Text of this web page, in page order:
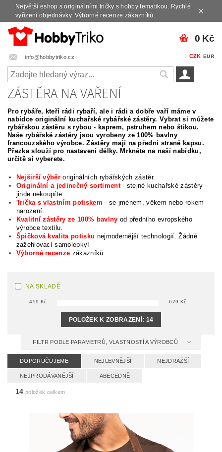
Největší eshop s originálními tričky s hobby tematikou. Rychlé
vyřízení objednávky. Výborné recenze zákazníků.
info@hobbytriko.cz CZK EUR
0 Kč
ZÁSTĚRA NA VAŘENÍ
Pro rybáře, kteří rádi rybaří, ale i rádi a dobře vaří máme v
nabídce originální kuchařské rybářské zástěry. Vybrat si můžete
rybářskou zástěru s rybou - kaprem, pstruhem nebo štikou.
Naše rybářské zástěry jsou vyrobeny ze 100% bavlny
francouzského výrobce. Zástěry mají na přední straně kapsu.
Přezka slouží pro nastavení délky. Mrkněte na naší nabídku,
určitě si vyberete.
Nejširší výběr originálních rybářských zástěr.
Originální a jedinečný sortiment - stejné kuchařské zástěry
jinde nekoupíte.
Trička s vlastním potiskem- se jménem, věkem nebo rokem
narození.
Kvalitní zástěry ze 100% bavlny od předního evropského
výrobce textilu.
Špičková kvalita potisku nejmodernější technologií. Žádné
zažehlovací samolepky!
Výbornérecenze zákazníků.
NA SKLADĚ
459 Kč 679 Kč
POLOŽEK K ZOBRAZENÍ: 14
FILTR PODLE PARAMETRŮ, VLASTNOSTÍ A VÝROBCŮ
DOPORUČUJEME NEJLEVNĚJŠÍ NEJDRAŽŠÍ
NEJPRODÁVANĚJŠÍ ABECEDNĚ
14 položek celkem